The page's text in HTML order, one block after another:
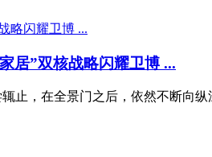
居”双核战略闪耀卫博 ...
止，在全景门之后，依然不断向